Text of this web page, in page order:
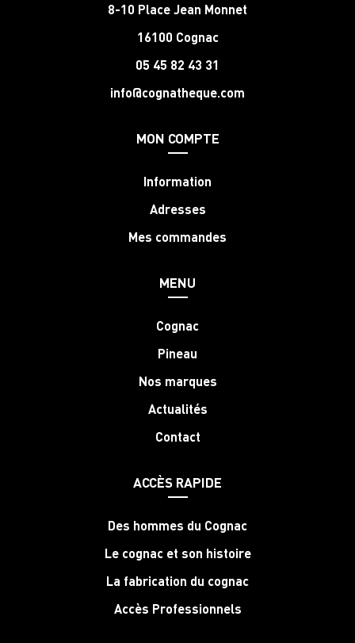
8-10 Place Jean Monnet
16100 Cognac
05 45 82 43 31
info@cognatheque.com
MON COMPTE
Information
Adresses
Mes commandes
MENU
Cognac
Pineau
Nos marques
Actualités
Contact
ACCÈS RAPIDE
Des hommes du Cognac
Le cognac et son histoire
La fabrication du cognac
Accès Professionnels